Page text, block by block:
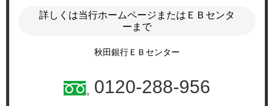
詳しくは当行ホームページまたはＥＢセンタ
ーまで
秋田銀行ＥＢセンター
0120-288-956